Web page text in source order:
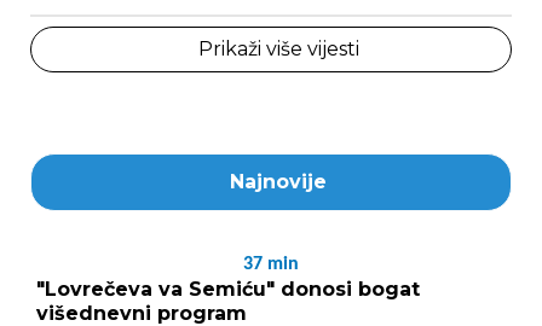
Prikaži više vijesti
Najnovije
37 min
"Lovrečeva va Semiću" donosi bogat
višednevni program